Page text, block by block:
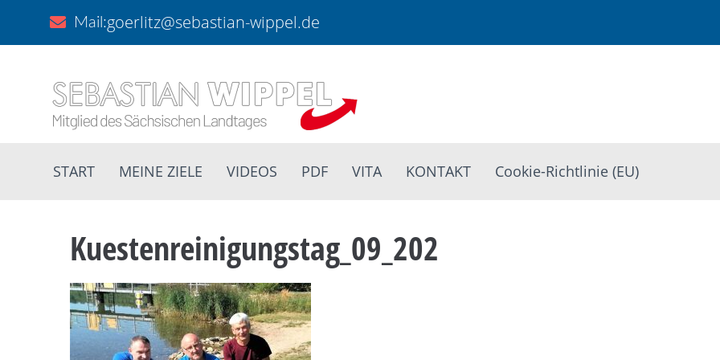
Mail:goerlitz@sebastian-wippel.de
START MEINE ZIELE VIDEOS PDF VITA KONTAKT Cookie-Richtlinie (EU)
Kuestenreinigungstag_09_202